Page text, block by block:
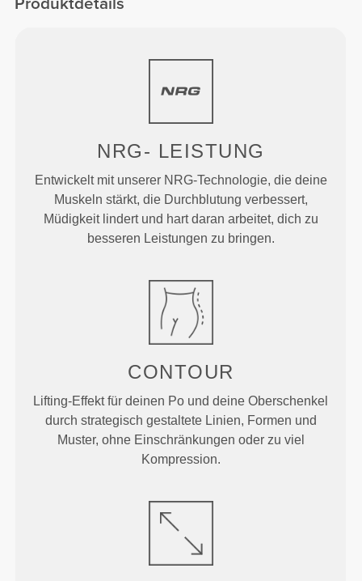
NRG- LEISTUNG
Entwickelt mit unserer NRG-Technologie, die deine
Muskeln stärkt, die Durchblutung verbessert,
Müdigkeit lindert und hart daran arbeitet, dich zu
besseren Leistungen zu bringen.
CONTOUR
Lifting-Effekt für deinen Po und deine Oberschenkel
durch strategisch gestaltete Linien, Formen und
Muster, ohne Einschränkungen oder zu viel
Kompression.